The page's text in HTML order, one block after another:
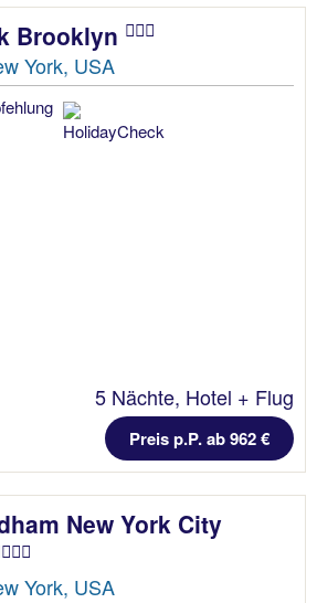
Brooklyn
York, USA
5 Nächte, Hotel + Flug
Preis p.P. ab 962 €
New York City
York, USA